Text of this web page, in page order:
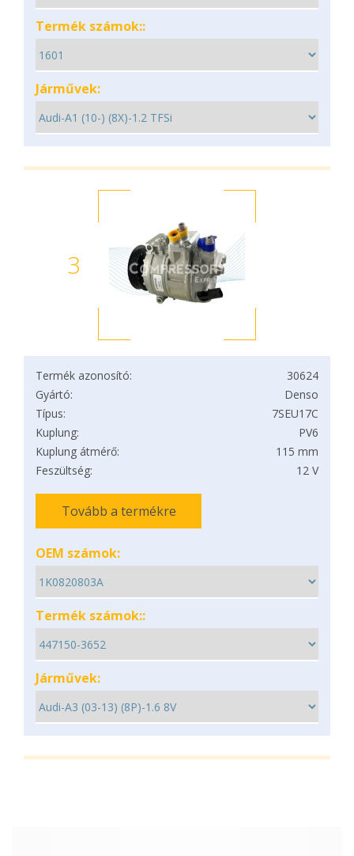
Termék számok::
Járművek:
3
Termék azonosító:
30624
Gyártó:
Denso
Típus:
7SEU17C
Kuplung:
PV6
Kuplung átmérő:
115 mm
Feszültség:
12 V
Tovább a termékre
OEM számok:
Termék számok::
Járművek: